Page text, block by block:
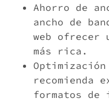
Ahorro de
ancho de
web ofrecer
más rica.
Optimización
recomienda
formatos de